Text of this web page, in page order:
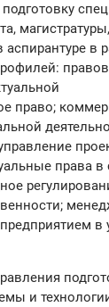
аспирантуре в
право;
права
в
и